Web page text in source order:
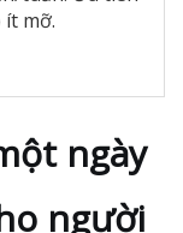
ít mỡ.
ngày
người